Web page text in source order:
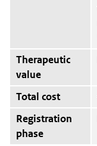
Therapeutic
value
Total cost
Registration
phase